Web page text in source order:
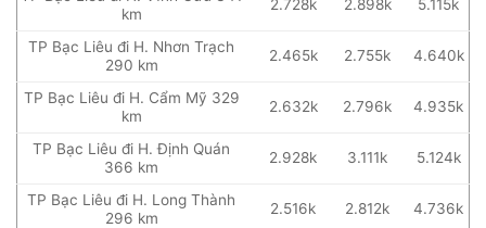
km
2.728k 2.898k 5.115k
TP Bạc Liêu đi H. Nhơn Trạch
290 km
2.465k 2.755k 4.640k
TP Bạc Liêu đi H. Cẩm Mỹ 329
km
2.632k 2.796k 4.935k
TP Bạc Liêu đi H. Định Quán
366 km
2.928k 3.111k 5.124k
TP Bạc Liêu đi H. Long Thành
296 km
2.516k 2.812k 4.736k